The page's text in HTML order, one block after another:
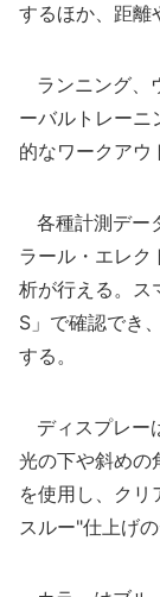
するほか、距離
ランニング、
ーバルトレーニ
的なワークアウ
各種計測デー
ラール・エレク
析が行える。ス
S」で確認でき
する。
ディスプレー
光の下や斜めの
を使用し、ク
スルー"仕上げ